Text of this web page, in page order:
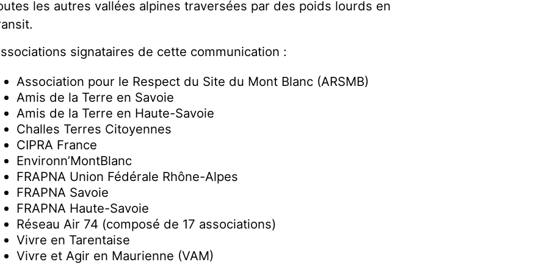
les autres vallées alpines traversées par des poids lourds en
signataires de cette communication :
Association pour le Respect du Site du Mont Blanc (ARSMB)
Amis de la Terre en Savoie
Amis de la Terre en Haute-Savoie
Challes Terres Citoyennes
CIPRA France
Environn’MontBlanc
FRAPNA Union Fédérale Rhône-Alpes
FRAPNA Savoie
FRAPNA Haute-Savoie
Réseau Air 74 (composé de 17 associations)
Vivre en Tarentaise
Vivre et Agir en Maurienne (VAM)